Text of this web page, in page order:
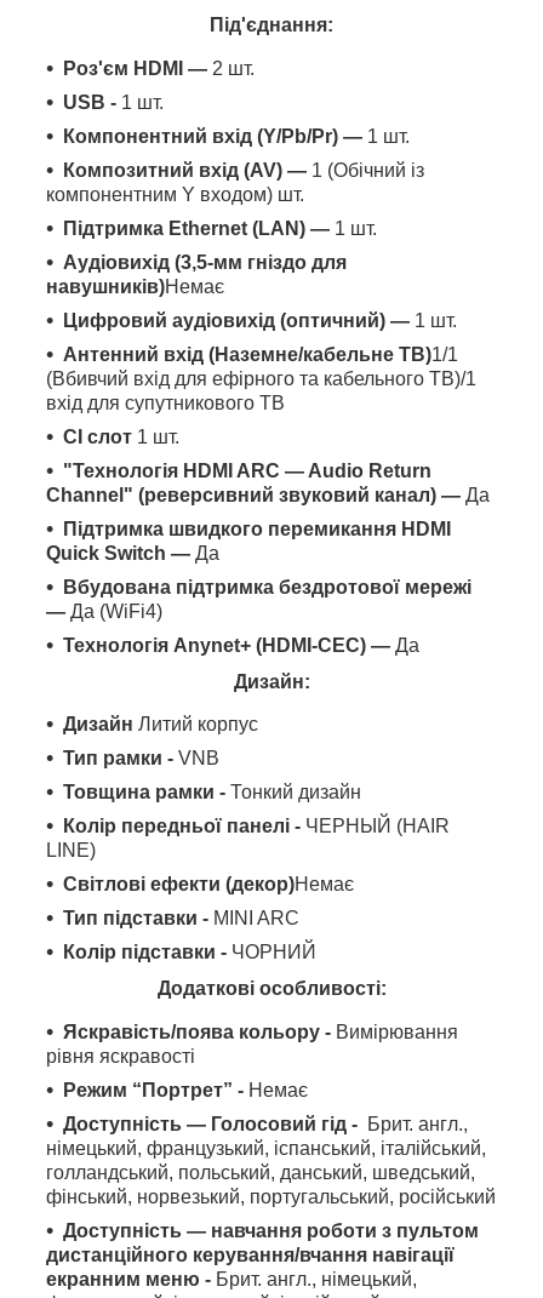
Під'єднання:
Роз'єм HDMI — 2 шт.
USB - 1 шт.
Компонентний вхід (Y/Pb/Pr) — 1 шт.
Композитний вхід (AV) — 1 (Обічний із
компонентним Y входом) шт.
Підтримка Ethernet (LAN) — 1 шт.
Аудіовихід (3,5-мм гніздо для
навушників)Немає
Цифровий аудіовихід (оптичний) — 1 шт.
Антенний вхід (Наземне/кабельне ТВ)1/1
(Вбивчий вхід для ефірного та кабельного ТВ)/1
вхід для супутникового ТВ
CI слот 1 шт.
"Технологія HDMI ARC — Audio Return
Channel" (реверсивний звуковий канал) — Да
Підтримка швидкого перемикання HDMI
Quick Switch — Да
Вбудована підтримка бездротової мережі
— Да (WiFi4)
Технологія Anynet+ (HDMI-CEC) — Да
Дизайн:
Дизайн Литий корпус
Тип рамки - VNB
Товщина рамки - Тонкий дизайн
Колір передньої панелі - ЧЕРНЫЙ (HAIR
LINE)
Світлові ефекти (декор)Немає
Тип підставки - MINI ARC
Колір підставки - ЧОРНИЙ
Додаткові особливості:
Яскравість/поява кольору - Вимірювання
рівня яскравості
Режим “Портрет” - Немає
Доступність — Голосовий гід - Брит. англ.,
німецький, французький, іспанський, італійський,
голландський, польський, данський, шведський,
фінський, норвезький, португальський, російський
Доступність — навчання роботи з пультом
дистанційного керування/вчання навігації
екранним меню - Брит. англ., німецький,